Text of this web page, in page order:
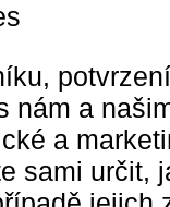
nám a
a
sami určit,